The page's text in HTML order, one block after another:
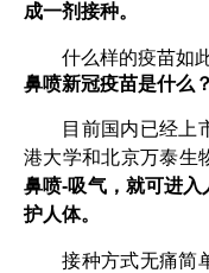
成一剂接种。
什么样的疫苗如
鼻喷新冠疫苗是什么？
目前国内已经上
港大学和北京万泰生
鼻喷-吸气，就可进
护人体。
接种方式无痛简